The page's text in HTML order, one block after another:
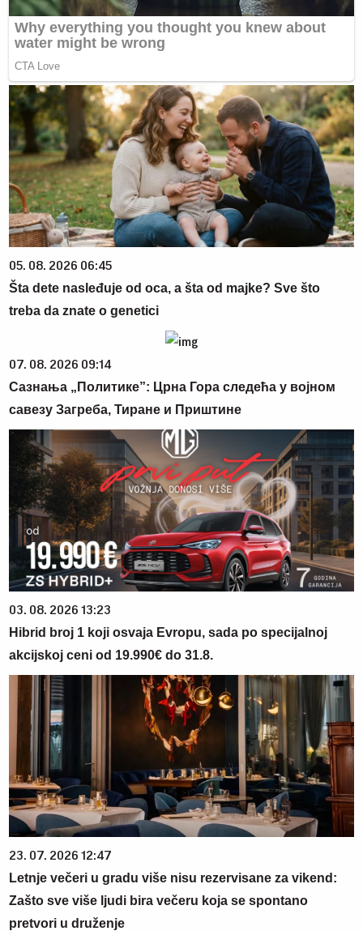
05. 08. 2026 06:45
Šta dete nasleđuje od oca, a šta od majke? Sve što
treba da znate o genetici
07. 08. 2026 09:14
Сазнања „Политике”: Црна Гора следећа у војном
савезу Загреба, Тиране и Приштине
03. 08. 2026 13:23
Hibrid broj 1 koji osvaja Evropu, sada po specijalnoj
akcijskoj ceni od 19.990€ do 31.8.
23. 07. 2026 12:47
Letnje večeri u gradu više nisu rezervisane za vikend:
Zašto sve više ljudi bira večeru koja se spontano
pretvori u druženje